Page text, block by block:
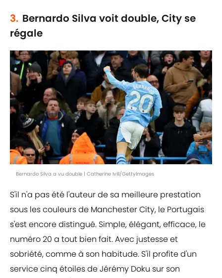
3. Bernardo Silva voit double, City se
régale
Bernardo Silva a vu double | Catherine Ivill/GettyImages
S'il n'a pas été l'auteur de sa meilleure prestation
sous les couleurs de Manchester City, le Portugais
s'est encore distingué. Simple, élégant, efficace, le
numéro 20 a tout bien fait. Avec justesse et
sobriété, comme à son habitude. S'il profite d'un
service cinq étoiles de Jérémy Doku sur son